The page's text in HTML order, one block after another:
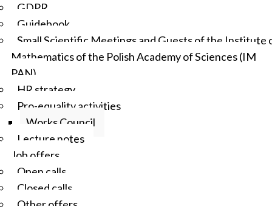
GDPR
Guidebook
Small Scientific Meetings and Guests of the Institute
Mathematics of the Polish Academy of Sciences (IM
PAN)
HR strategy
Pro-equality activities
Works Council
Lecture notes
Job offers
Open calls
Closed calls
Other offers